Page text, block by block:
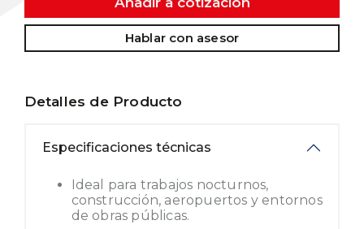
Hablar con asesor
Detalles de Producto
Especificaciones técnicas
Ideal para trabajos nocturnos,
construcción, aeropuertos y entornos
de obras públicas.